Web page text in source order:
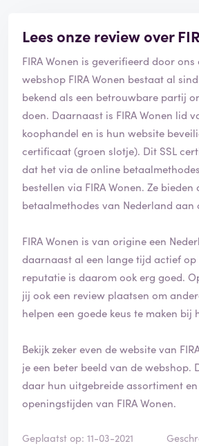
Lees onze review over
FIRA Wonen is geverifieerd door
webshop FIRA Wonen bestaat al
bekend als een betrouwbare partij
doen. Daarnaast is FIRA Wonen lid
koophandel en is hun website
certificaat (groen slotje). Dit SSL
dat het via de online
bestellen via FIRA Wonen. Ze
betaalmethodes van Nederland aan
FIRA Wonen is van origine een
daarnaast al een lange tijd actief
reputatie is daarom ook erg goed.
jij ook een review plaatsen om
helpen een goede keus te maken bij
Bekijk zeker even de website van
je een beter beeld van de webshop.
daar hun uitgebreide assortiment
openingstijden van FIRA Wonen.
Geplaatst op: 11-03-2021